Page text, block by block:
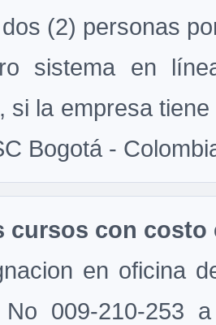
(2) personas
sistema en
si la empresa
Bogotá -
cursos con
en oficina
No 009-210-253